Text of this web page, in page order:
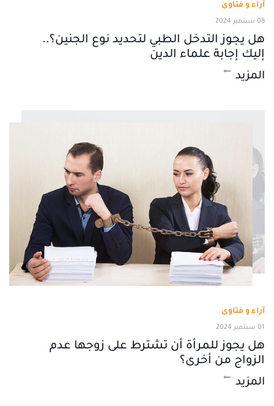
آراء و فتاوى
08 سبتمبر 2024
هل يجوز التدخل الطبي لتحديد نوع الجنين؟..
إليك إجابة علماء الدين
المزيد
آراء و فتاوى
01 سبتمبر 2024
هل يجوز للمرأة أن تشترط على زوجها عدم
الزواج من أخرى؟
المزيد